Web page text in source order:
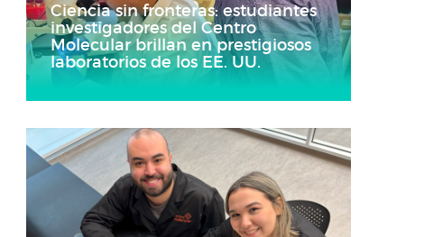
Ciencia sin fronteras: estudiantes
investigadores del Centro
Molecular brillan en prestigiosos
laboratorios de los EE. UU.